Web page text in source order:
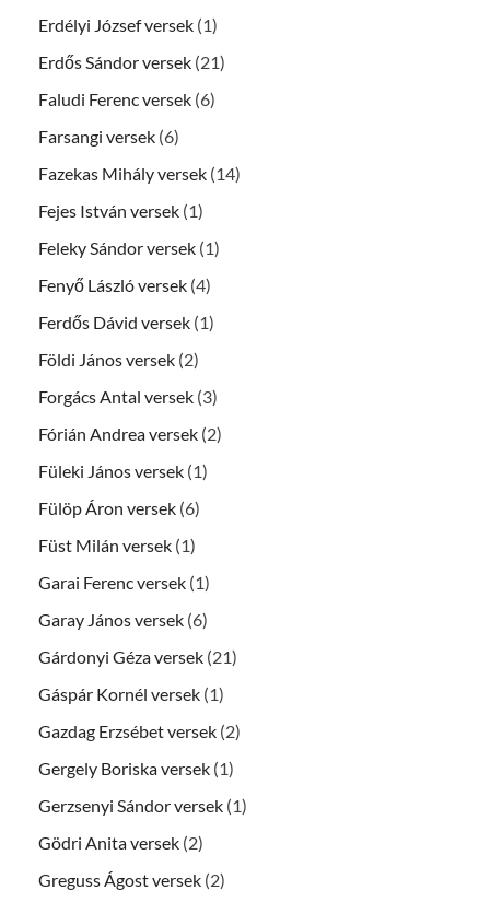
Erdélyi József versek (1)
Erdős Sándor versek (21)
Faludi Ferenc versek (6)
Farsangi versek (6)
Fazekas Mihály versek (14)
Fejes István versek (1)
Feleky Sándor versek (1)
Fenyő László versek (4)
Ferdős Dávid versek (1)
Földi János versek (2)
Forgács Antal versek (3)
Fórián Andrea versek (2)
Füleki János versek (1)
Fülöp Áron versek (6)
Füst Milán versek (1)
Garai Ferenc versek (1)
Garay János versek (6)
Gárdonyi Géza versek (21)
Gáspár Kornél versek (1)
Gazdag Erzsébet versek (2)
Gergely Boriska versek (1)
Gerzsenyi Sándor versek (1)
Gödri Anita versek (2)
Greguss Ágost versek (2)